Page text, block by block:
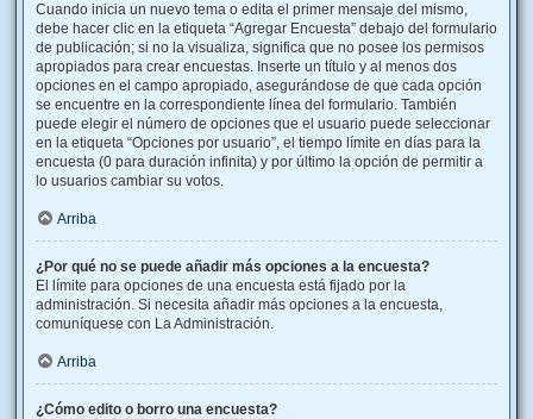
Cuando inicia un nuevo tema o edita el primer mensaje del mismo,
debe hacer clic en la etiqueta “Agregar Encuesta” debajo del formulario
de publicación; si no la visualiza, significa que no posee los permisos
apropiados para crear encuestas. Inserte un título y al menos dos
opciones en el campo apropiado, asegurándose de que cada opción
se encuentre en la correspondiente línea del formulario. También
puede elegir el número de opciones que el usuario puede seleccionar
en la etiqueta “Opciones por usuario”, el tiempo límite en días para la
encuesta (0 para duración infinita) y por último la opción de permitir a
lo usuarios cambiar su votos.
Arriba
¿Por qué no se puede añadir más opciones a la encuesta?
El límite para opciones de una encuesta está fijado por la
administración. Si necesita añadir más opciones a la encuesta,
comuníquese con La Administración.
Arriba
¿Cómo edito o borro una encuesta?